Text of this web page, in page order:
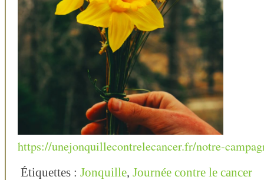
https://unejonquillecontrelecancer.fr/notre-
Étiquettes : Jonquille, Journée contre le cancer